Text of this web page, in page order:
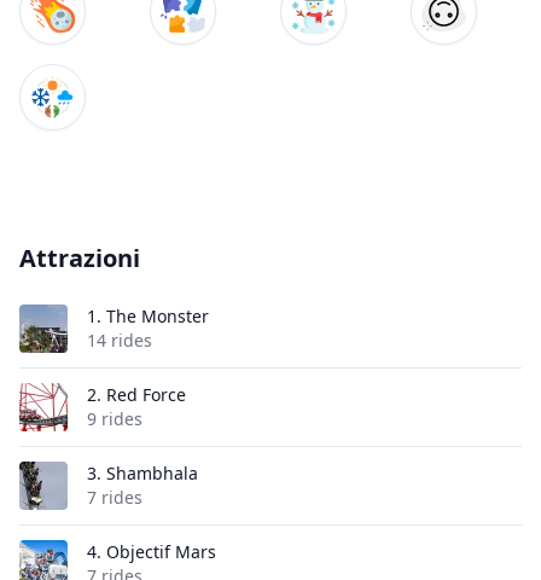
Attrazioni
1. The Monster
14 rides
2. Red Force
9 rides
3. Shambhala
7 rides
4. Objectif Mars